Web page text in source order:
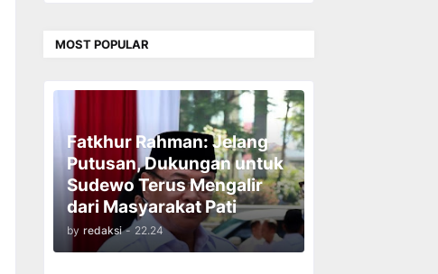
MOST POPULAR
Fatkhur Rahman: Jelang
Putusan, Dukungan untuk
Sudewo Terus Mengalir
dari Masyarakat Pati
by redaksi - 22.24